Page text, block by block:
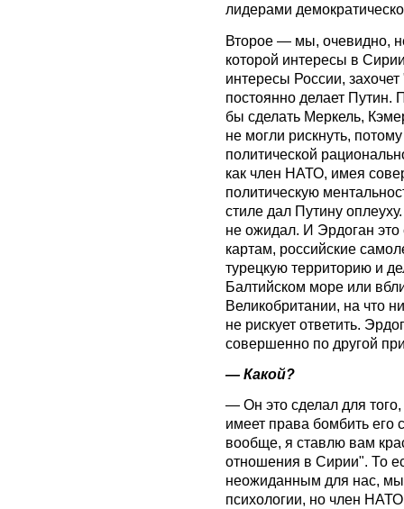
лидерами
Второе — мы, очевидно,
которой интересы в
интересы России, захочет
постоянно делает Путин.
бы сделать Меркель,
не могли рискнуть,
политической
как член НАТО, имея
политическую
стиле дал Путину
не ожидал. И Эрдоган это
картам, российские
турецкую территорию и
Балтийском море или
Великобритании, на что
не рискует ответить.
совершенно по другой
— Какой?
— Он это сделал для
имеет права бомбить его
вообще, я ставлю вам
отношения в Сирии". То
неожиданным для нас, мы
психологии, но член